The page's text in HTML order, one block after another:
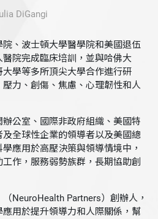
DiGangi
、波士頓大學醫學院和美國退伍
院完成臨床培訓，並與哈佛大
學等多所頂尖大學合作進行研
力、創傷、焦慮、心理韌性和人
公室、國際非政府組織、美國特
全球性企業的領導者以及美國總
應用於高壓決策與領導情境中，
作，服務弱勢族群，長期協助創
NeuroHealth Partners）創辦人，
用於提升領導力和人際關係，幫